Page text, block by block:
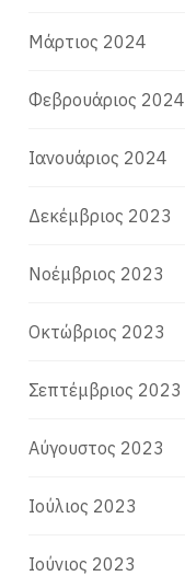
Μάρτιος 2024
Φεβρουάριος 2024
Ιανουάριος 2024
Δεκέμβριος 2023
Νοέμβριος 2023
Οκτώβριος 2023
Σεπτέμβριος 2023
Αύγουστος 2023
Ιούλιος 2023
Ιούνιος 2023